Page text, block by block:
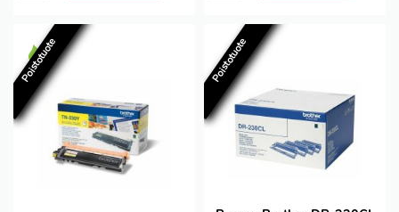
Poistotuote Poistotuote